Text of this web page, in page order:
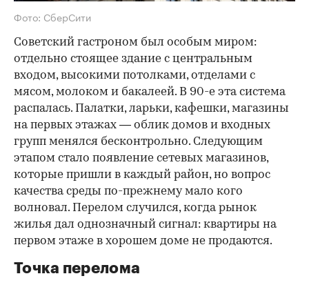
Фото: СберСити
Советский гастроном был особым миром:
отдельно стоящее здание с центральным
входом, высокими потолками, отделами с
мясом, молоком и бакалеей. В 90-е эта система
распалась. Палатки, ларьки, кафешки, магазины
на первых этажах — облик домов и входных
групп менялся бесконтрольно. Следующим
этапом стало появление сетевых магазинов,
которые пришли в каждый район, но вопрос
качества среды по-прежнему мало кого
волновал. Перелом случился, когда рынок
жилья дал однозначный сигнал: квартиры на
первом этаже в хорошем доме не продаются.
Точка перелома